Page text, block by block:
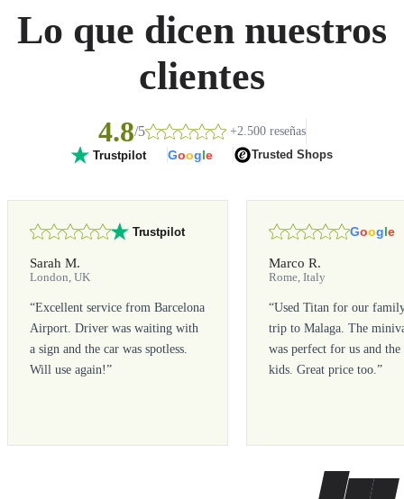
Lo que dicen nuestros
clientes
4.8/5 +2.500 reseñas
Trustpilot Google Trusted Shops
Trustpilot
Sarah M.
London, UK
“Excellent service from Barcelona
Airport. Driver was waiting with
a sign and the car was spotless.
Will use again!”
Google
Marco R.
Rome, Italy
“Used Titan for our
trip to Malaga. The
was perfect for us and the
kids. Great price too.”